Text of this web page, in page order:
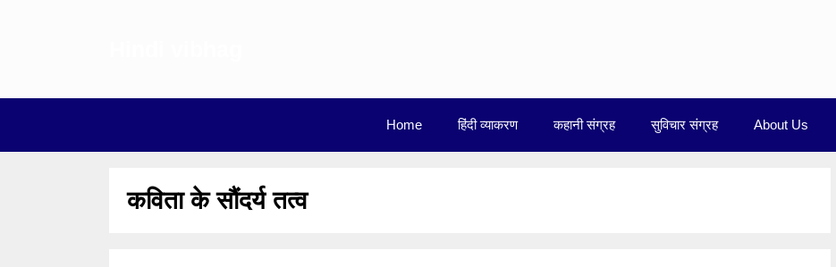
Home हिंदी व्याकरण कहानी संग्रह सुविचार संग्रह About Us
कविता के सौंदर्य तत्व